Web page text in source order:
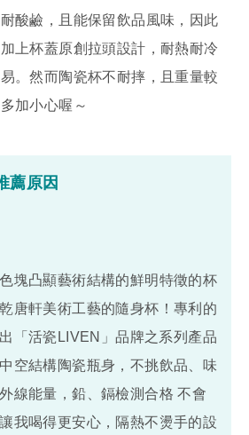
酸鹼，且能保留飲品風味，因此
上杯蓋原創拉頭設計，耐熱耐冷
。然而陶瓷杯不耐摔，且重量較
加小心喔～
薦原因
塊凸顯藝術結構的鮮明特徵的杯
唐軒美術工藝的隨身杯！專利的
「活瓷LIVEN」品牌之系列產品
空結構陶瓷瓶身，不挑飲品、味
線能量，鉛、鎘檢測合格 不會
我喝得更安心，隔熱不燙手的設